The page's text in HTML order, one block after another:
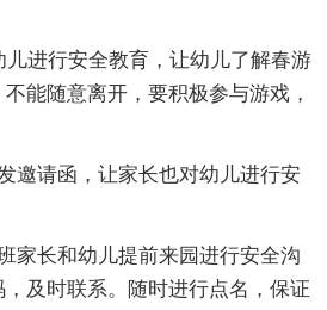
儿进行安全教育，让幼儿了解春游
能随意离开，要积极参与游戏，
邀请函，让家长也对幼儿进行安
家长和幼儿提前来园进行安全沟
及时联系。随时进行点名，保证